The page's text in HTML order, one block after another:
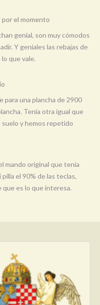
el momento
genial, son muy cómodos
Y geniales las rebajas de
que vale.
para una plancha de 2900
Tenía otra igual que
suelo y hemos repetido
mando original que tenía
el 90% de las teclas,
es lo que interesa.